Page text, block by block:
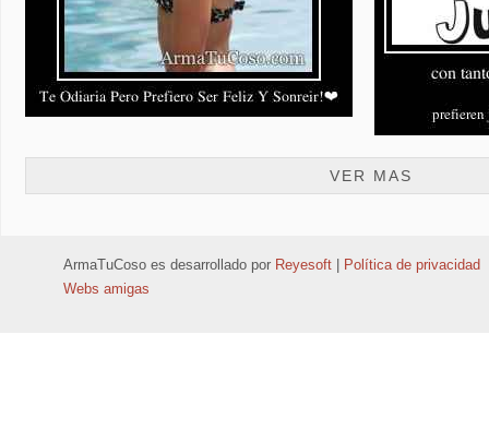
VER MAS
ArmaTuCoso es desarrollado por Reyesoft
Política de privacidad
Webs amigas